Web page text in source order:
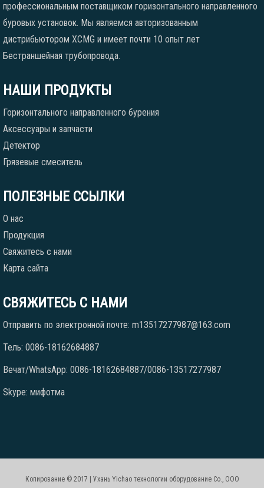
профессиональным поставщиком горизонтального направленного
буровых установок. Мы являемся авторизованным
дистрибьютором XCMG и имеет почти 10 опыт лет
Бестраншейная трубопровода.
НАШИ ПРОДУКТЫ
Горизонтального направленного бурения
Аксессуары и запчасти
Детектор
Грязевые смеситель
ПОЛЕЗНЫЕ ССЫЛКИ
О нас
Продукция
Свяжитесь с нами
Карта сайта
СВЯЖИТЕСЬ С НАМИ
Отправить по электронной почте: m13517277987@163.com
Тель: 0086-18162684887
Вечат/WhatsApp: 0086-18162684887/0086-13517277987
Skype: мифотма
Копирование © 2017 | Ухань Yichao технологии оборудование Co., ООО